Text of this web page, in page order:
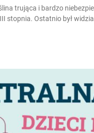
trująca i bardzo
stopnia. Ostatnio był